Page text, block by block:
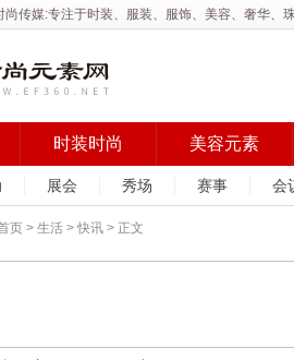
尚传媒:专注于时装、服装、服饰、美容、奢华、
时装时尚 美容元素
展会 秀场 赛事 会
页 > 生活 > 快讯 > 正文